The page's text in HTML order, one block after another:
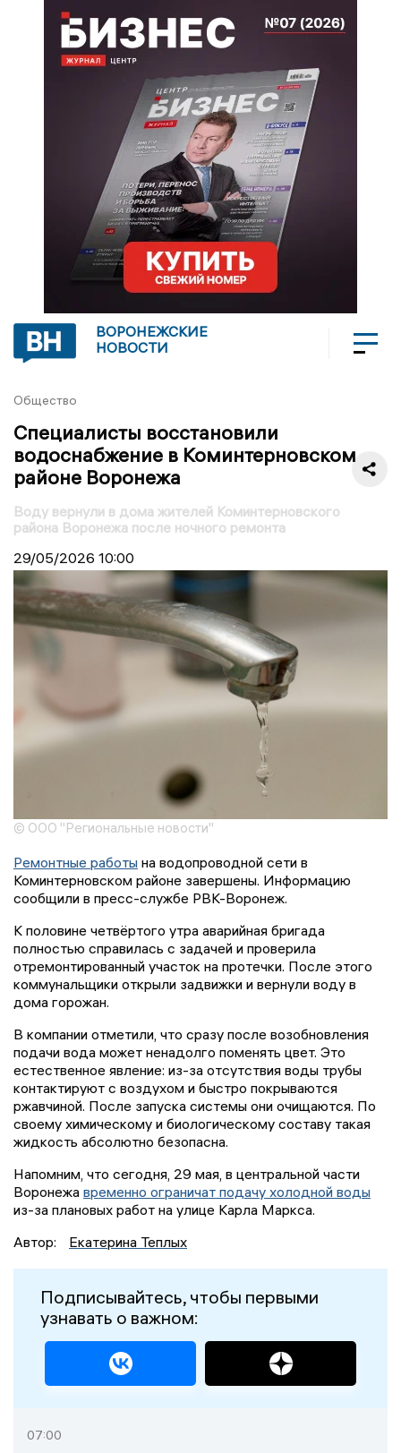
ВОРОНЕЖСКИЕ
НОВОСТИ
Общество
Специалисты восстановили
водоснабжение в Коминтерновском
районе Воронежа
Воду вернули в дома жителей Коминтерновского
района Воронежа после ночного ремонта
29/05/2026 10:00
© ООО "Региональные новости"
Ремонтные работы на водопроводной сети в
Коминтерновском районе завершены. Информацию
сообщили в пресс-службе РВК-Воронеж.
К половине четвёртого утра аварийная бригада
полностью справилась с задачей и проверила
отремонтированный участок на протечки. После этого
коммунальщики открыли задвижки и вернули воду в
дома горожан.
В компании отметили, что сразу после возобновления
подачи вода может ненадолго поменять цвет. Это
естественное явление: из-за отсутствия воды трубы
контактируют с воздухом и быстро покрываются
ржавчиной. После запуска системы они очищаются. По
своему химическому и биологическому составу такая
жидкость абсолютно безопасна.
Напомним, что сегодня, 29 мая, в центральной части
Воронежа временно ограничат подачу холодной воды
из-за плановых работ на улице Карла Маркса.
Автор:
Екатерина Теплых
Подписывайтесь, чтобы первыми
узнавать о важном:
07:00